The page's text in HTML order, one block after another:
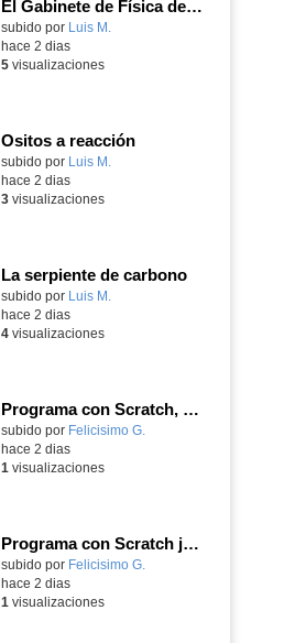
El Gabinete de Física del IES Enrique Tierno Galván de Parla (Curso 25-26)
Contenido educativo.
subido por Luis M.
hace 2 dias
5visualizaciones
Ositos a reacción
Contenido educativo.
subido por Luis M.
hace 2 dias
3visualizaciones
La serpiente de carbono
Contenido educativo.
subido por Luis M.
hace 2 dias
4visualizaciones
Programa con Scratch, 8 diferentes juegos para vivir la emoción de los partidos de España en el mundial 2026
Contenido educativo.
subido por Felicisimo G.
hace 2 dias
1 visualizaciones
Programa con Scratch juegos con los partidos del mundial 2026 ganados por España
Contenido educativo.
subido por Felicisimo G.
hace 2 dias
1 visualizaciones